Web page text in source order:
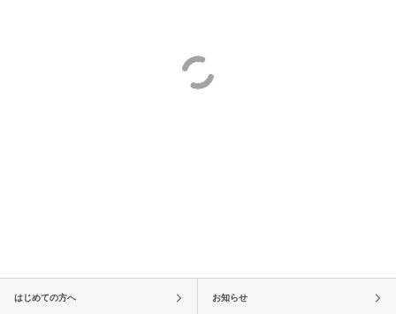
はじめての方へ お知らせ